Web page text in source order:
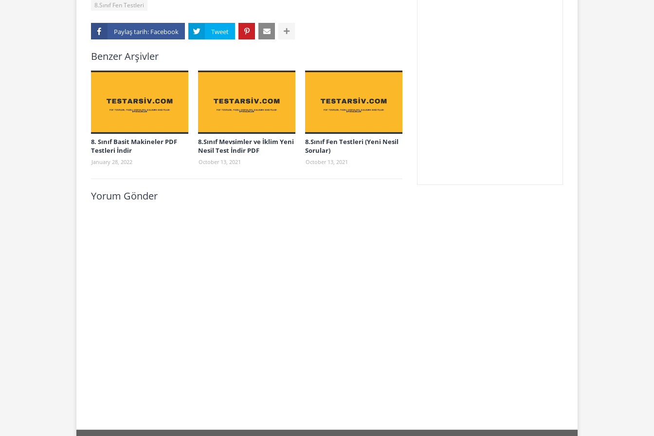
8.Sınıf Fen Testleri
Paylaş tarih:
Benzer Arşivler
8. Sınıf Basit Makineler PDF
Testleri İndir
January 28, 2022
8.Sınıf Mevsimler ve İklim Yeni
Nesil Test İndir PDF
October 13, 2021
8.Sınıf Fen Testleri (Yeni Nesil
Sorular)
October 13, 2021
Yorum Gönder